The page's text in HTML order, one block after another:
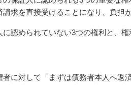
求を直接受けることになり、負担
に認められていない3つの権利と、
に対して「まずは債務者本人へ返